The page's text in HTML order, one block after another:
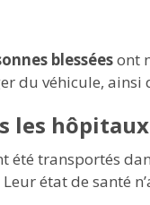
blesséesont
du véhicule, ainsi
les
été transportés
Leur état de santé